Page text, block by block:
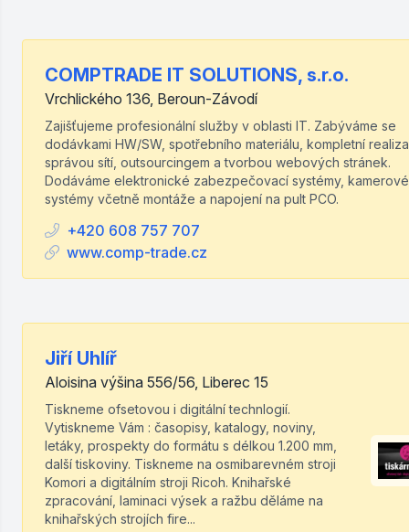
COMPTRADE IT SOLUTIONS, s.r.o.
Vrchlického 136, Beroun-Závodí
Zajišťujeme profesionální služby v oblasti IT. Zabýváme se
dodávkami HW/SW, spotřebního materiálu, kompletní
správou sítí, outsourcingem a tvorbou webových stránek.
Dodáváme elektronické zabezpečovací systémy, kamerové
systémy včetně montáže a napojení na pult PCO.
+420 608 757 707
www.comp-trade.cz
Jiří Uhlíř
Aloisina výšina 556/56, Liberec 15
Tiskneme ofsetovou i digitální technlogií.
Vytiskneme Vám : časopisy, katalogy, noviny,
letáky, prospekty do formátu s délkou 1.200 mm,
další tiskoviny. Tiskneme na osmibarevném stroji
Komori a digitálním stroji Ricoh. Knihařské
zpracování, laminaci výsek a ražbu děláme na
knihařských strojích fire...